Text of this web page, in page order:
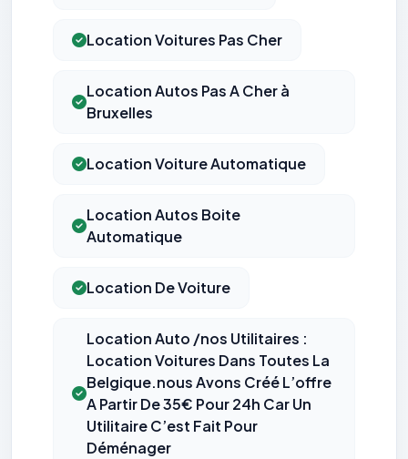
Location Voitures Pas Cher
Location Autos Pas A Cher à
Bruxelles
Location Voiture Automatique
Location Autos Boite
Automatique
Location De Voiture
Location Auto /nos Utilitaires :
Location Voitures Dans Toutes La
Belgique.nous Avons Créé L’offre
A Partir De 35€ Pour 24h Car Un
Utilitaire C’est Fait Pour
Déménager